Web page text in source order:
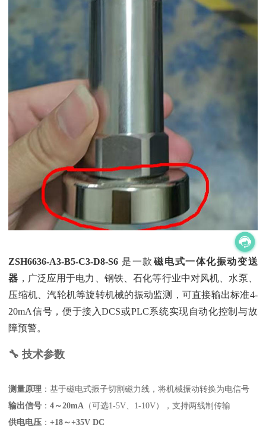
ZSH6636-A3-B5-C3-D8-S6 ‌ 是一款‌ 磁电式一体化振动变送
器 ‌，广泛应用于电力、钢铁、石化等行业中对风机、水泵、
压缩机、汽轮机等旋转机械的振动监测，可直接输出标准4-
20mA信号，便于接入DCS或PLC系统实现自动化控制与故
障预警。
🔧 技术参数
测量原理 ‌：基于磁电式振子切割磁力线，将机械振动转换为电信号
输出信号 ‌：‌4～20mA ‌（可选1-5V、1-10V），支持两线制传输
供电电压 ‌：‌+18～+35V DC